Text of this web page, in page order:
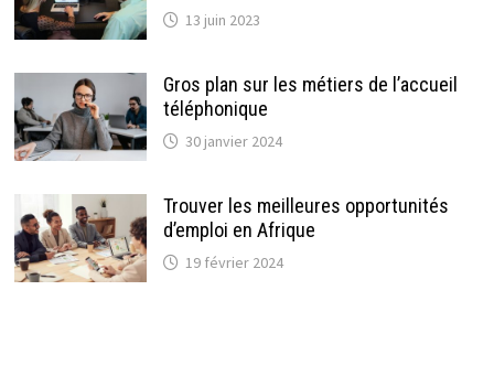
13 juin 2023
Gros plan sur les métiers de l’accueil
téléphonique
30 janvier 2024
Trouver les meilleures opportunités
d’emploi en Afrique
19 février 2024